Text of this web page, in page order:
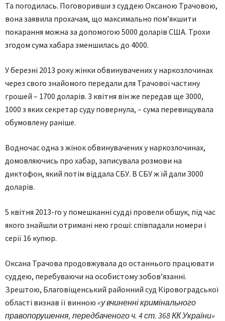
Та погодилась. Поговоривши з суддею Оксаною Трачовою,
вона заявила прохачам, що максимально пом’якшити
покарання можна за допомогою 5000 доларів США. Трохи
згодом сума хабара зменшилась до 4000.
У березні 2013 року жінки обвинувачених у наркозлочинах
через свого знайомого передали для Трачової частину
грошей – 1700 доларів. 3 квітня він же передав ще 3000,
1000 з яких секретар суду повернула, – сума перевищувала
обумовлену раніше.
Водночас одна з жінок обвинувачених у наркозлочинах,
домовляючись про хабар, записувала розмови на
диктофон, який потім віддала СБУ. В СБУ ж їй дали 3000
доларів.
5 квітня 2013-го у помешканні судді провели обшук, під час
якого знайшли отримані нею гроші: співпадали номери і
серії 16 купюр.
Оксана Трачова продовжувала до останнього працювати
суддею, перебуваючи на особистому зобов’язанні.
Зрештою, Благовіщенський районний суд Кіровоградської
області визнав її винною «у вчиненні кримінального
правопорушення, передбаченого ч. 4 ст. 368 КК України»